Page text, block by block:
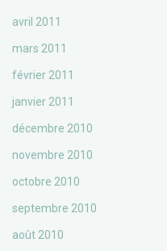
avril 2011
mars 2011
février 2011
janvier 2011
décembre 2010
novembre 2010
octobre 2010
septembre 2010
août 2010